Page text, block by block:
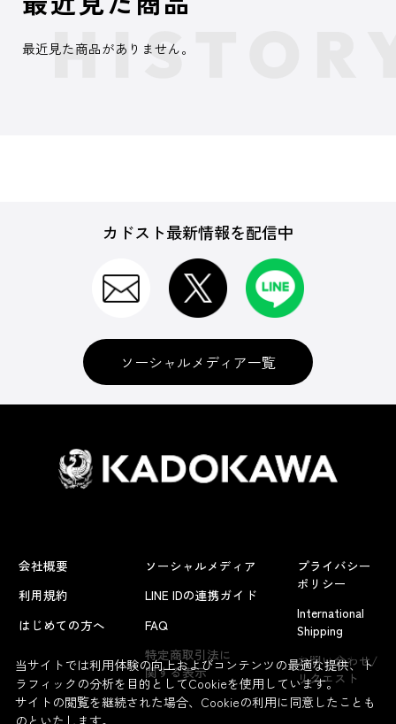
よくあるお問い合わせ
最近見た商品がありません。
カドスト最新情報を配信中
ソーシャルメディア一覧
会社概要
利用規約
はじめての方へ
ソーシャルメディア
LINE IDの連携ガイド
FAQ
特定商取引法に
関する表示
プライバシー
ポリシー
International
Shipping
お問い合わせ/
リクエスト
当サイトでは利用体験の向上およびコンテンツの最適な提供、ト
ラフィックの分析を目的としてCookieを使用しています。
サイトの閲覧を継続された場合、Cookieの利用に同意したことも